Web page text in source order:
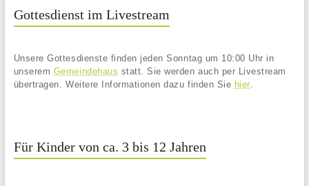
Gottesdienst im Livestream
Unsere Gottesdienste finden jeden Sonntag um 10:00 Uhr in
unserem Gemeindehaus statt. Sie werden auch per Livestream
übertragen. Weitere Informationen dazu finden Sie hier
Für Kinder von ca. 3 bis 12 Jahren